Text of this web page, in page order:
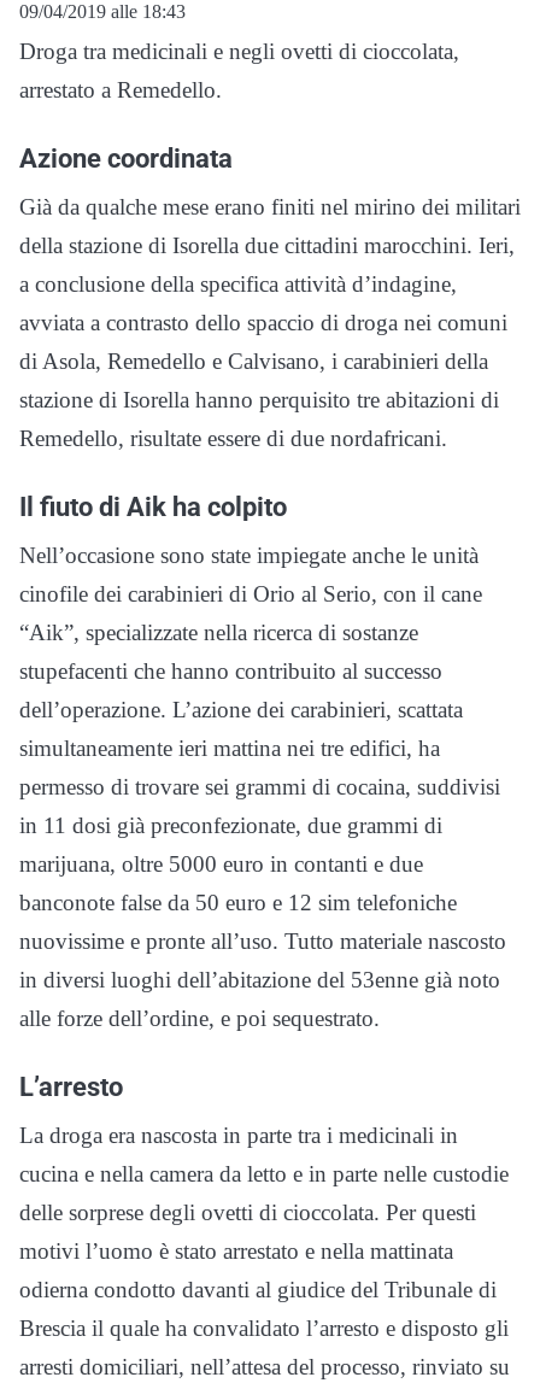
09/04/2019 alle 18:43
Droga tra medicinali e negli ovetti di cioccolata,
arrestato a Remedello.
Azione coordinata
Già da qualche mese erano finiti nel mirino dei militari
della stazione di Isorella due cittadini marocchini. Ieri,
a conclusione della specifica attività d’indagine,
avviata a contrasto dello spaccio di droga nei comuni
di Asola, Remedello e Calvisano, i carabinieri della
stazione di Isorella hanno perquisito tre abitazioni di
Remedello, risultate essere di due nordafricani.
Il fiuto di Aik ha colpito
Nell’occasione sono state impiegate anche le unità
cinofile dei carabinieri di Orio al Serio, con il cane
“Aik”, specializzate nella ricerca di sostanze
stupefacenti che hanno contribuito al successo
dell’operazione. L’azione dei carabinieri, scattata
simultaneamente ieri mattina nei tre edifici, ha
permesso di trovare sei grammi di cocaina, suddivisi
in 11 dosi già preconfezionate, due grammi di
marijuana, oltre 5000 euro in contanti e due
banconote false da 50 euro e 12 sim telefoniche
nuovissime e pronte all’uso. Tutto materiale nascosto
in diversi luoghi dell’abitazione del 53enne già noto
alle forze dell’ordine, e poi sequestrato.
L’arresto
La droga era nascosta in parte tra i medicinali in
cucina e nella camera da letto e in parte nelle custodie
delle sorprese degli ovetti di cioccolata. Per questi
motivi l’uomo è stato arrestato e nella mattinata
odierna condotto davanti al giudice del Tribunale di
Brescia il quale ha convalidato l’arresto e disposto gli
arresti domiciliari, nell’attesa del processo, rinviato su